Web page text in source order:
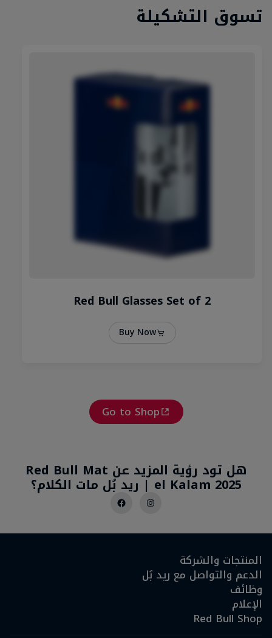
تسوق التشكيلة
Go to Shop
هل تود رؤية المزيد عن Red Bull Mat
el Kalam 2025 | ريد بُل مات الكلام؟